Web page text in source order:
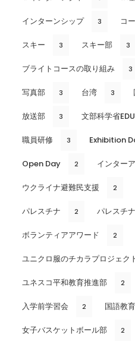
インターンシップ 3 コ
スキー 3 スキー部 3
ブライトコースの取り組み 3
写真部 3 台湾 3
放送部 3 文部科学省
職員研修 3 Exhibition
Open Day 2 インター
ウクライナ避難民支援 2
パレスチナ 2 パレスチ
ボランティアアワード 2
ユニクロ服のチカラプロジェク
ユネスコ平和教育推進部 2
入学前学習会 2 国語教育
女子バスケットボール部 2